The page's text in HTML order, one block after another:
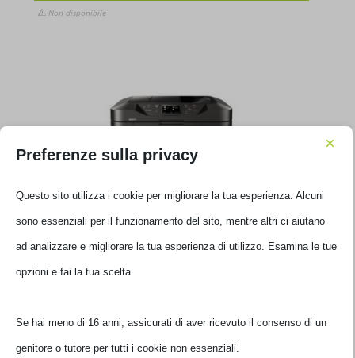
Non disponibile
STAMPANTE CANON MFP INK MAXIFY MB2750 A4
Preferenze sulla privacy
×
Questo sito utilizza i cookie per migliorare la tua esperienza. Alcuni
sono essenziali per il funzionamento del sito, mentre altri ci aiutano
ad analizzare e migliorare la tua esperienza di utilizzo. Esamina le
tue opzioni e fai la tua scelta.
Se hai meno di 16 anni, assicurati di aver ricevuto il consenso di un
genitore o tutore per tutti i cookie non essenziali.